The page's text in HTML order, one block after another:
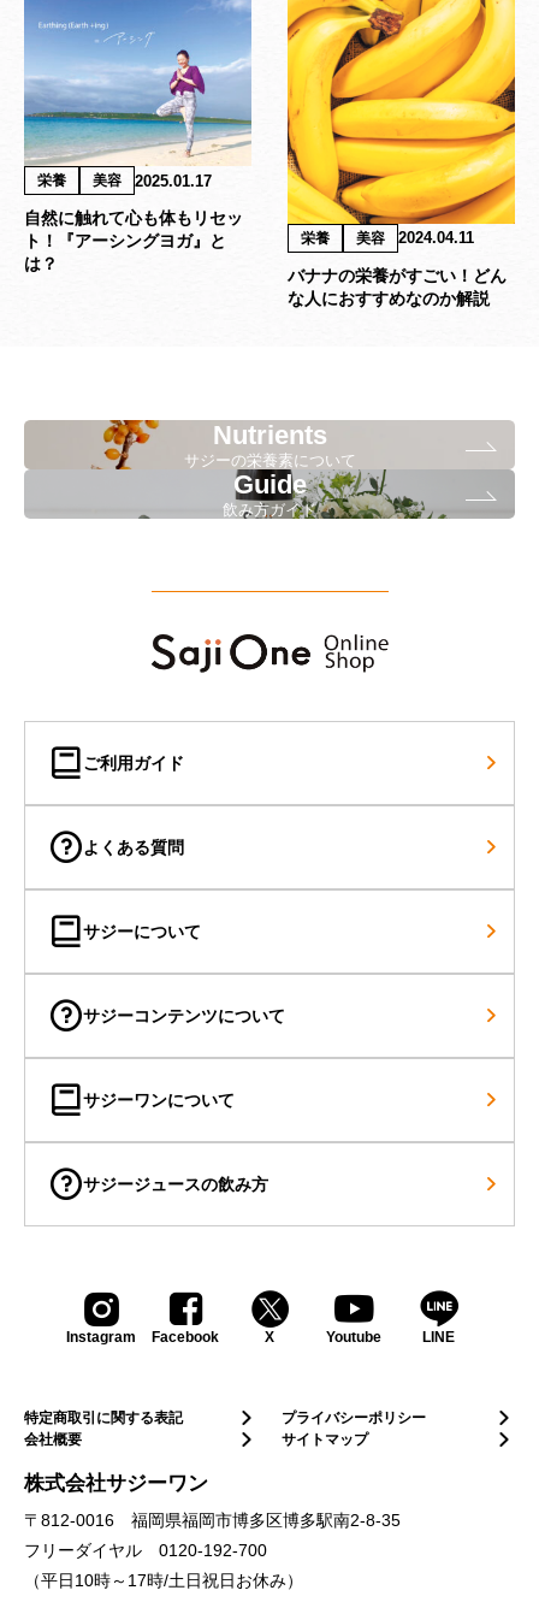
Recommend Column
栄養 美容 2025.01.17
自然に触れて心も体もリセッ
ト！『アーシングヨガ』と
は？
栄養 美容 2024.04.11
バナナの栄養がすごい！どん
な人におすすめなのか解説
Nutrients
サジーの栄養素について
Guide
飲み方ガイド
ご利用ガイド
よくある質問
サジーについて
サジーコンテンツについて
サジーワンについて
サジージュースの飲み方
Instagram Facebook X Youtube LINE
特定商取引に関する表記
プライバシーポリシー
会社概要
サイトマップ
株式会社サジーワン
〒812-0016 福岡県福岡市博多区博多駅南2-8-35
フリーダイヤル 0120-192-700
（平日10時～17時/土日祝日お休み）